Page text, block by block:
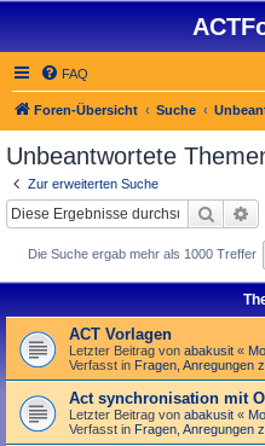
FAQ
Foren-Übersicht Suche
Unbeantwortete
Zur erweiterten Suche
Suche
Die Suche ergab mehr als 1000 Treffer
ACT Vorlagen
Letzter Beitrag von abakusit «
Verfasst in Fragen, Anregungen
Act synchronisation mit
Letzter Beitrag von abakusit «
Verfasst in Fragen, Anregungen